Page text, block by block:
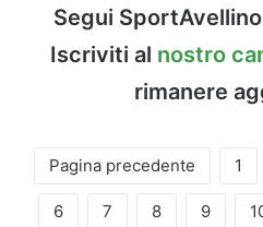
Segui
Iscriviti al nostro
rimanere
Pagina precedente 1
6 7 8 9